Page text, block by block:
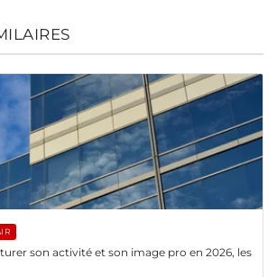
son activité et son image pro en 2026, les